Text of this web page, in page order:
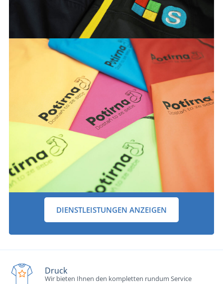
DIENSTLEISTUNGEN ANZEIGEN
Druck
Wir bieten Ihnen den kompletten rundum Service